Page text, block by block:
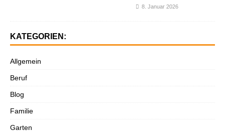
8. Januar 2026
KATEGORIEN:
Allgemein
Beruf
Blog
Familie
Garten